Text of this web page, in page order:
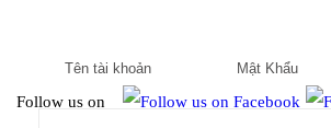
Follow us on